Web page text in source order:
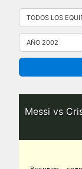
Saltar
contenido
Messi vs